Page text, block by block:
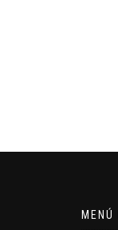
MENÚ